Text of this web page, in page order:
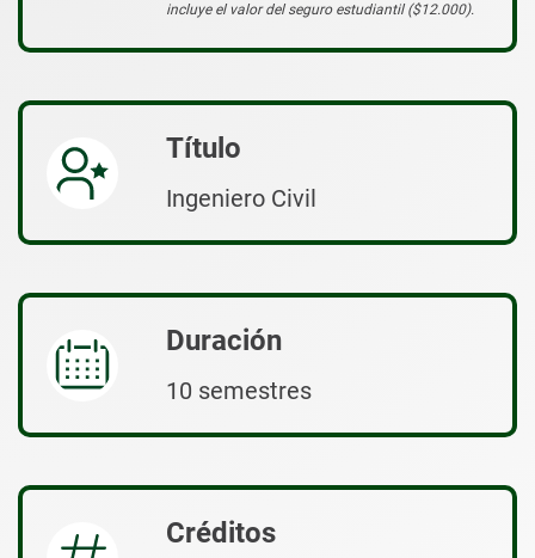
incluye el valor del seguro estudiantil ($12.000).
Título
Ingeniero Civil
Duración
10 semestres
Créditos